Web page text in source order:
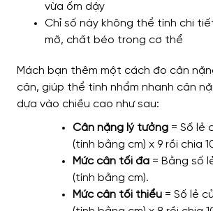
vừa ốm dậy
Chỉ số này không thể tính chi
mỡ, chất béo trong cơ thể
Mách bạn thêm một cách đo cân
cân, giúp thể tính nhẩm nhanh cân
dựa vào chiều cao như sau:
Cân nặng lý tưởng = Số lẻ
(tính bằng cm) x 9 rồi chia
Mức cân tối đa = Bằng số
(tính bằng cm).
Mức cân tối thiểu = Số lẻ